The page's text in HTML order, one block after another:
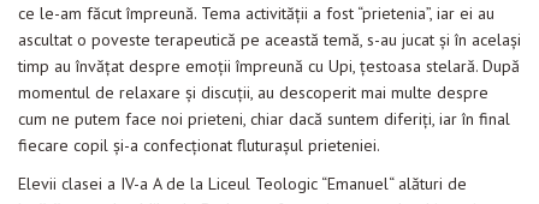
ce le-am făcut împreună. Tema activităţii a fost “prietenia”, iar ei au
ascultat o poveste terapeutică pe această temă, s-au jucat şi în acelaşi
timp au învăţat despre emoţii împreună cu Upi, ţestoasa stelară. După
momentul de relaxare şi discuţii, au descoperit mai multe despre
cum ne putem face noi prieteni, chiar dacă suntem diferiţi, iar în final
fiecare copil şi-a confecţionat fluturaşul prieteniei.
Elevii clasei a IV-a A de la Liceul Teologic “Emanuel“ alături de